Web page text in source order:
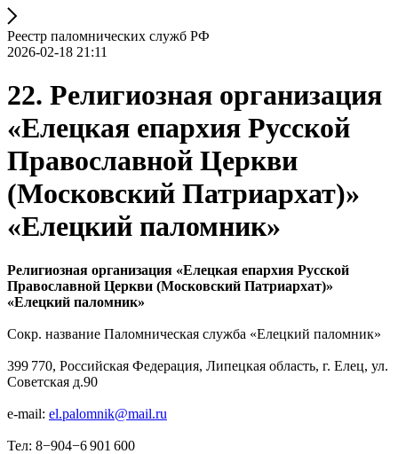
Реестр паломнических служб РФ
2026-02-18 21:11
22. Религиозная организация
«Елецкая епархия Русской
Православной Церкви
(Московский Патриархат)»
«Елецкий паломник»
Религиозная организация «Елецкая епархия Русской
Православной Церкви (Московский Патриархат)»
«Елецкий паломник»
Сокр. название Паломническая служба «Елецкий паломник»
399 770, Российская Федерация, Липецкая область, г. Елец, ул.
Советская д.90
e-mail: el.palomnik@mail.ru
Тел: 8−904−6 901 600